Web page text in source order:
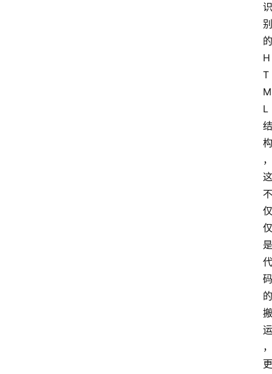
识
别
的
H
T
M
L
结
构
，
这
不
仅
仅
是
代
码
的
搬
运
，
更